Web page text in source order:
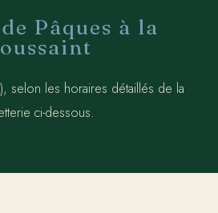
Pâques à la
selon les horaires détaillés de la
ci-dessous.